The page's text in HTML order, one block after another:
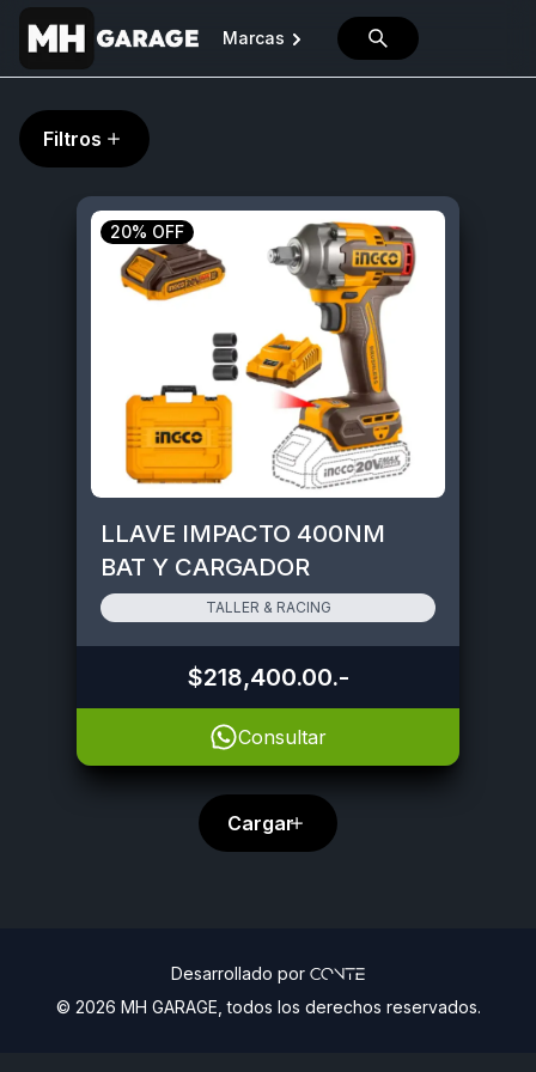
Marcas
Filtros
20% OFF
LLAVE IMPACTO 400NM
BAT Y CARGADOR
BRUSHLESSTALLER & RACING
$218,400.00.-
Consultar
Cargar
Desarrollado por Conte
© 2026 MH GARAGE, todos los derechos reservados.